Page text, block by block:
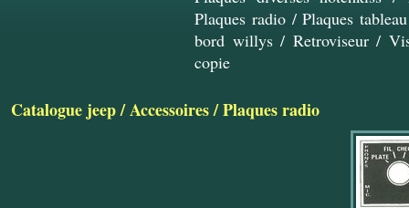
Plaques radio/Plaques
bord willys/ Retroviseur/
copie
Catalogue jeep/Accessoires/Plaques radio